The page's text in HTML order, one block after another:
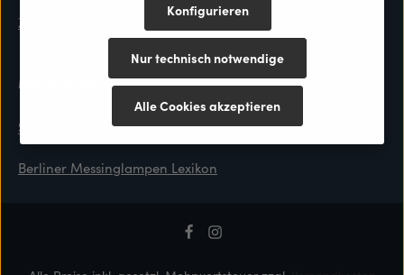
Zahlung & Versand
Materialien
Stoffmuster
Berliner Messinglampen Lexikon
Nur technisch notwendige
Konfigurieren
Alle Cookies akzeptieren